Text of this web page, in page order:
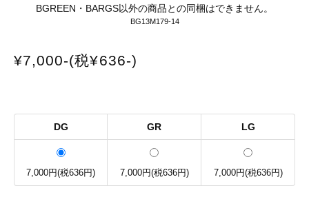
BGREEN・BARGS以外の商品との同梱はできません。
BG13M179-14
¥7,000-(税¥636-)
DG GR LG
7,000円(税636円) 7,000円(税636円) 7,000円(税636円)